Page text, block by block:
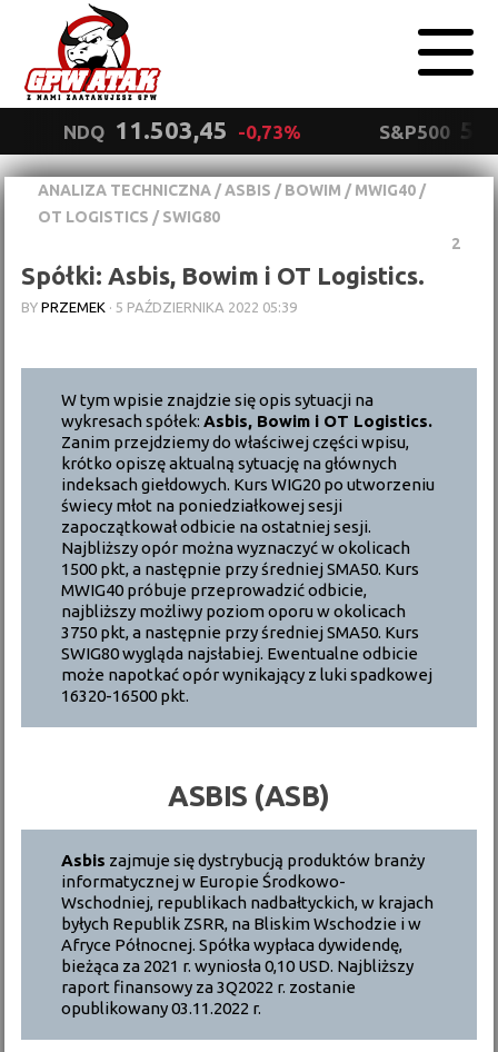
NDQ 11.503,45 -0,73% S&P500
ANALIZA TECHNICZNA /ASBIS / BOWIM / MWIG40 /
OT LOGISTICS / SWIG80
2
Spółki: Asbis, Bowim i OT Logistics.
BYPRZEMEK · 5 PAŹDZIERNIKA 2022 05:39
W tym wpisie znajdzie się opis sytuacji na
wykresach spółek:Asbis, Bowim i OT Logistics.
Zanim przejdziemy do właściwej części wpisu,
krótko opiszę aktualną sytuację na głównych
indeksach giełdowych. Kurs WIG20 po utworzeniu
świecy młot na poniedziałkowej sesji
zapoczątkował odbicie na ostatniej sesji.
Najbliższy opór można wyznaczyć w okolicach
1500 pkt, a następnie przy średniej SMA50. Kurs
MWIG40 próbuje przeprowadzić odbicie,
najbliższy możliwy poziom oporu w okolicach
3750 pkt, a następnie przy średniej SMA50. Kurs
SWIG80 wygląda najsłabiej. Ewentualne odbicie
może napotkać opór wynikający z luki spadkowej
16320-16500 pkt.
ASBIS (ASB)
Asbis zajmuje się dystrybucją produktów branży
informatycznej w Europie Środkowo-
Wschodniej, republikach nadbałtyckich, w krajach
byłych Republik ZSRR, na Bliskim Wschodzie i w
Afryce Północnej. Spółka wypłaca dywidendę,
bieżąca za 2021 r. wyniosła 0,10 USD. Najbliższy
raport finansowy za 3Q2022 r. zostanie
opublikowany 03.11.2022 r.
Polityka
prywatności
Wyrażam zgodę.